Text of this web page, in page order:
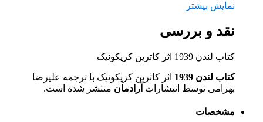
نمایش بیشتر
نقد و بررسی
کتاب لندن 1939 اثر کاترین کریکونیک
کتاب لندن 1939
اثر کاترین کریکونیک با ترجمه علیرضا
بهرامی توسط انتشارات آرادمان منتشر شده است.
مشخصات